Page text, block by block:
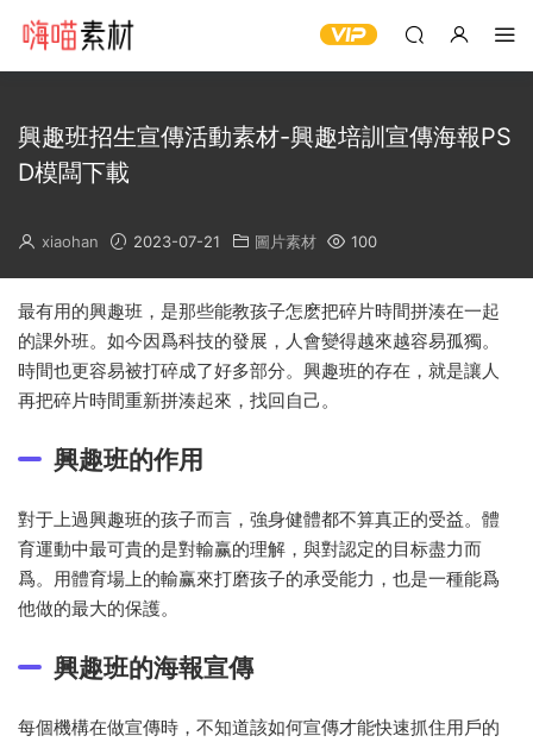
興趣班招生宣傳活動素材-興趣培訓宣傳海報PS
D模闆下載
xiaohan 2023-07-21 圖片素材 100
最有用的興趣班，是那些能教孩子怎麽把碎片時間拼湊在一起
的課外班。如今因爲科技的發展，人會變得越來越容易孤獨。
時間也更容易被打碎成了好多部分。興趣班的存在，就是讓人
再把碎片時間重新拼湊起來，找回自己。
興趣班的作用
對于上過興趣班的孩子而言，強身健體都不算真正的受益。體
育運動中最可貴的是對輸赢的理解，與對認定的目标盡力而
爲。用體育場上的輸赢來打磨孩子的承受能力，也是一種能爲
他做的最大的保護。
興趣班的海報宣傳
每個機構在做宣傳時，不知道該如何宣傳才能快速抓住用戶的